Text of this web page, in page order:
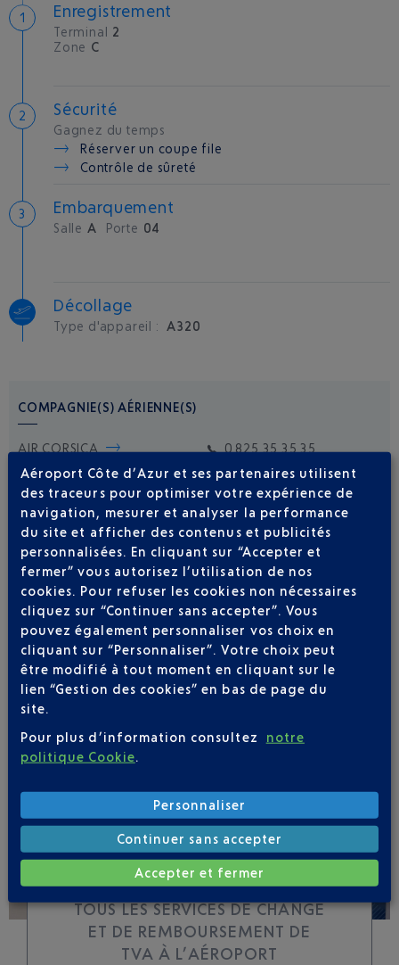
Enregistrement
Terminal 2
Zone C
Sécurité
Gagnez du temps
Réserver un coupe file
Contrôle de sûreté
Embarquement
Salle A Porte 04
Décollage
Type d'appareil : A320
COMPAGNIE(S) AÉRIENNE(S)
AIR CORSICA 0 825 35 35 35
Soyez notifié(e) de
toutes les évolutions
pour ce vol
SUIVRE CE VOL
TOUS LES SERVICES DE CHANGE
ET DE REMBOURSEMENT DE
TVA À L’AÉROPORT
Aéroport Côte d’Azur et ses partenaires utilisent
des traceurs pour optimiser votre expérience de
navigation, mesurer et analyser la performance
du site et afficher des contenus et publicités
personnalisées. En cliquant sur “Accepter et
fermer” vous autorisez l’utilisation de nos
cookies. Pour refuser les cookies non nécessaires
cliquez sur “Continuer sans accepter”. Vous
pouvez également personnaliser vos choix en
cliquant sur “Personnaliser”. Votre choix peut
être modifié à tout moment en cliquant sur le
lien “Gestion des cookies” en bas de page du
site.
Pour plus d’information consultez
notre
politique Cookie
Personnaliser
Continuer sans accepter
Accepter et fermer